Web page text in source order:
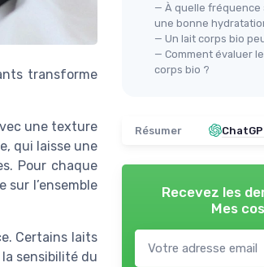
transforme
une texture
qui laisse une
Pour chaque
l’ensemble
Certains laits
sensibilité du
— À quelle fréquence
une bonne
— Un lait corps bio
— Comment évaluer
corps bio ?
Résumer
Recevez les
Mes